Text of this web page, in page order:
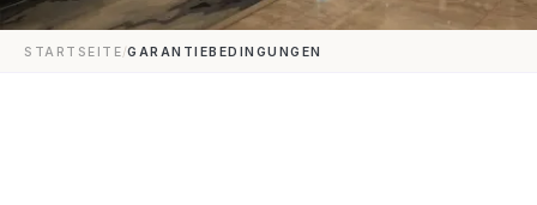
STARTSEITE/GARANTIEBEDINGUNGEN